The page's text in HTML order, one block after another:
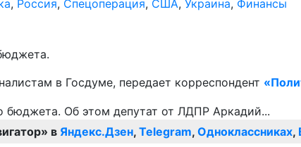
, Россия, Спецоперация, США, Украина, Финансы
в Госдуме, передает корреспондент
в Яндекс.Дзен, Telegram, Одноклассниках,